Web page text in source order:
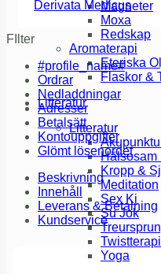
Magneter
Moxa
Redskap
Aromaterapi
Eteriska
Flaskor &
Litteratur
Litteratur
Hälsosam
Kropp &
Meditation
Sex Ki
Su Jok
Twistterapi
Yoga
Derivata Medicus
FIlter
#profile_name#
Ordrar
Nedladdningar
Adresser
Betalsätt
Kontouppgifter
Glömt lösenordet
Beskrivning
Innehåll
Leverans & Betalning
Kundservice